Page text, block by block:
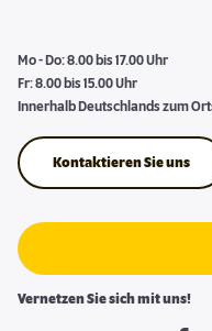
Mo - Do: 8.00 bis 17.00 Uhr
Fr: 8.00 bis 15.00 Uhr
Innerhalb Deutschlands zum
Kontaktieren Sie uns
Vernetzen Sie sich mit uns!